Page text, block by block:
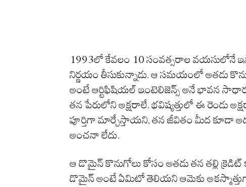
1993లో కేవలం 10 సంవత్సరాల వయసులోనే
నిర్ణయం తీసుకున్నాడు. ఆ సమయంలో అతడు
అంటే ఆర్టిఫిషియల్ ఇంటెలిజెన్స్ అనే భావన
తన పేరులోని అక్షరాలే. భవిష్యత్తులో ఈ రెండు
పూర్తిగా మార్చేస్తాయని, తన జీవితం మీద కూడా
అంచనా లేదు.
ఆ డొమైన్ కొనుగోలు కోసం అతడు తన తల్లి క్రెడిట్
డొమైన్ అంటే ఏమిటో తెలియని ఆమెకు